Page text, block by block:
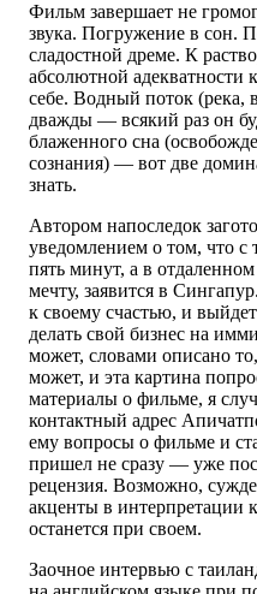
Фильм завершает не
звука. Погружение в сон.
сладостной дреме. К
абсолютной адекватности
себе. Водный поток (река,
дважды — всякий раз он
блаженного сна
сознания) — вот две
знать.
Автором напоследок
уведомлением о том, что с
пять минут, а в
мечту, заявится в
к своему счастью, и
делать свой бизнес на
может, словами описано
может, и эта картина
материалы о фильме, я
контактный адрес
ему вопросы о фильме и
пришел не сразу — уже
рецензия. Возможно,
акценты в интерпретации
останется при своем.
Заочное интервью с